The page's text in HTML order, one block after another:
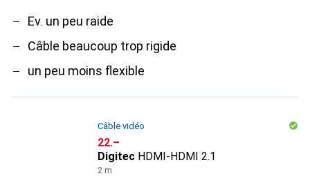
Ev. un peu raide
Câble beaucoup trop rigide
un peu moins flexible
Câble vidéo
CHF
22.–
Digitec HDMI-HDMI 2.1
2 m